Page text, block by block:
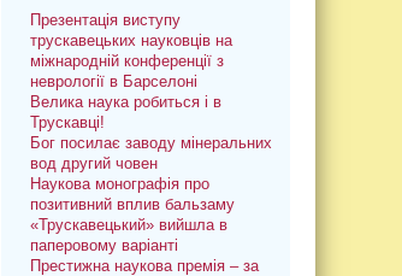
Презентація виступу
трускавецьких науковців на
міжнародній конференції з
неврології в Барселоні
Велика наука робиться і в
Трускавці!
Бог посилає заводу мінеральних
вод другий човен
Наукова монографія про
позитивний вплив бальзаму
«Трускавецький» вийшла в
паперовому варіанті
Престижна наукова премія – за